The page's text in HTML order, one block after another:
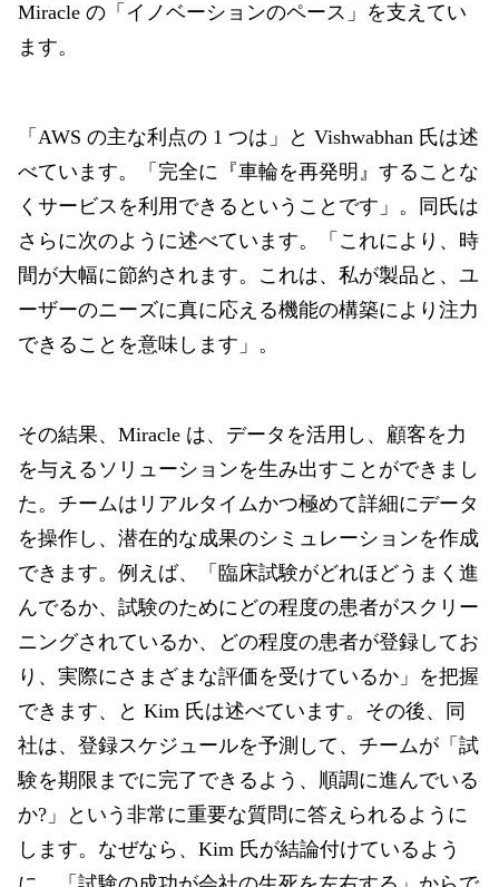
Miracle の「イノベーションのペース」を支えてい
ます。
「AWS の主な利点の 1 つは」と Vishwabhan 氏は述
べています。「完全に『車輪を再発明』することな
くサービスを利用できるということです」。同氏は
さらに次のように述べています。「これにより、時
間が大幅に節約されます。これは、私が製品と、ユ
ーザーのニーズに真に応える機能の構築により注力
できることを意味します」。
その結果、Miracle は、データを活用し、顧客を力
を与えるソリューションを生み出すことができまし
た。チームはリアルタイムかつ極めて詳細にデータ
を操作し、潜在的な成果のシミュレーションを作成
できます。例えば、「臨床試験がどれほどうまく進
んでるか、試験のためにどの程度の患者がスクリー
ニングされているか、どの程度の患者が登録してお
り、実際にさまざまな評価を受けているか」を把握
できます、と Kim 氏は述べています。その後、同
社は、登録スケジュールを予測して、チームが「試
験を期限までに完了できるよう、順調に進んでいる
か?」という非常に重要な質問に答えられるように
します。なぜなら、Kim 氏が結論付けているよう